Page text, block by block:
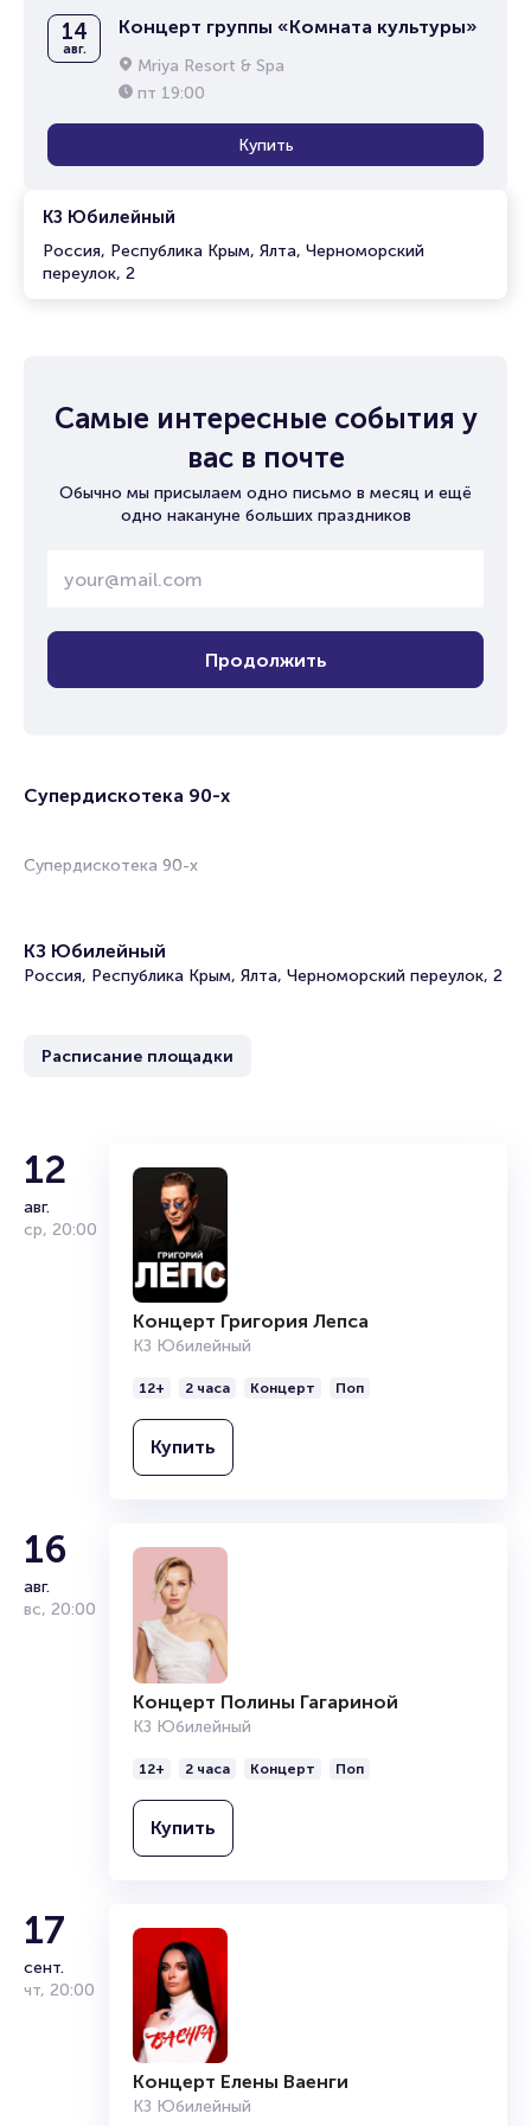
КЗ Юбилейный
Россия, Республика Крым, Ялта, Черноморский
переулок, 2
14
авг.
Концерт группы «Комната культуры»
Mriya Resort & Spa
пт 19:00
Купить
Самые интересные события у
вас в почте
Обычно мы присылаем одно письмо в месяц и ещё
одно накануне больших праздников
Продолжить
Супердискотека 90-х
Супердискотека 90-х
КЗ Юбилейный
Россия, Республика Крым, Ялта, Черноморский переулок, 2
Расписание площадки
12
авг.
ср, 20:00
Концерт Григория Лепса
КЗ Юбилейный
12+ 2 часа Концерт Поп
Купить
16
авг.
вс, 20:00
Концерт Полины Гагариной
КЗ Юбилейный
12+ 2 часа Концерт Поп
Купить
17
сент.
чт, 20:00
Концерт Елены Ваенги
КЗ Юбилейный